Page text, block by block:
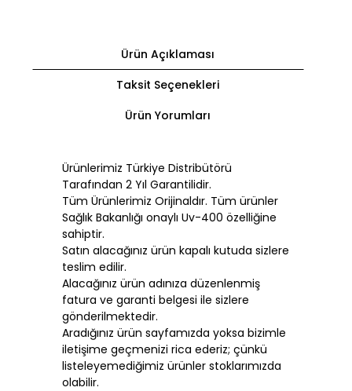
Ürün Açıklaması
Taksit Seçenekleri
Ürün Yorumları
Ürünlerimiz Türkiye Distribütörü
Tarafından 2 Yıl Garantilidir.
Tüm Ürünlerimiz Orijinaldır. Tüm ürünler
Sağlık Bakanlığı onaylı Uv-400 özelliğine
sahiptir.
Satın alacağınız ürün kapalı kutuda sizlere
teslim edilir.
Alacağınız ürün adınıza düzenlenmiş
fatura ve garanti belgesi ile sizlere
gönderilmektedir.
Aradığınız ürün sayfamızda yoksa bizimle
iletişime geçmenizi rica ederiz; çünkü
listeleyemediğimiz ürünler stoklarımızda
olabilir.